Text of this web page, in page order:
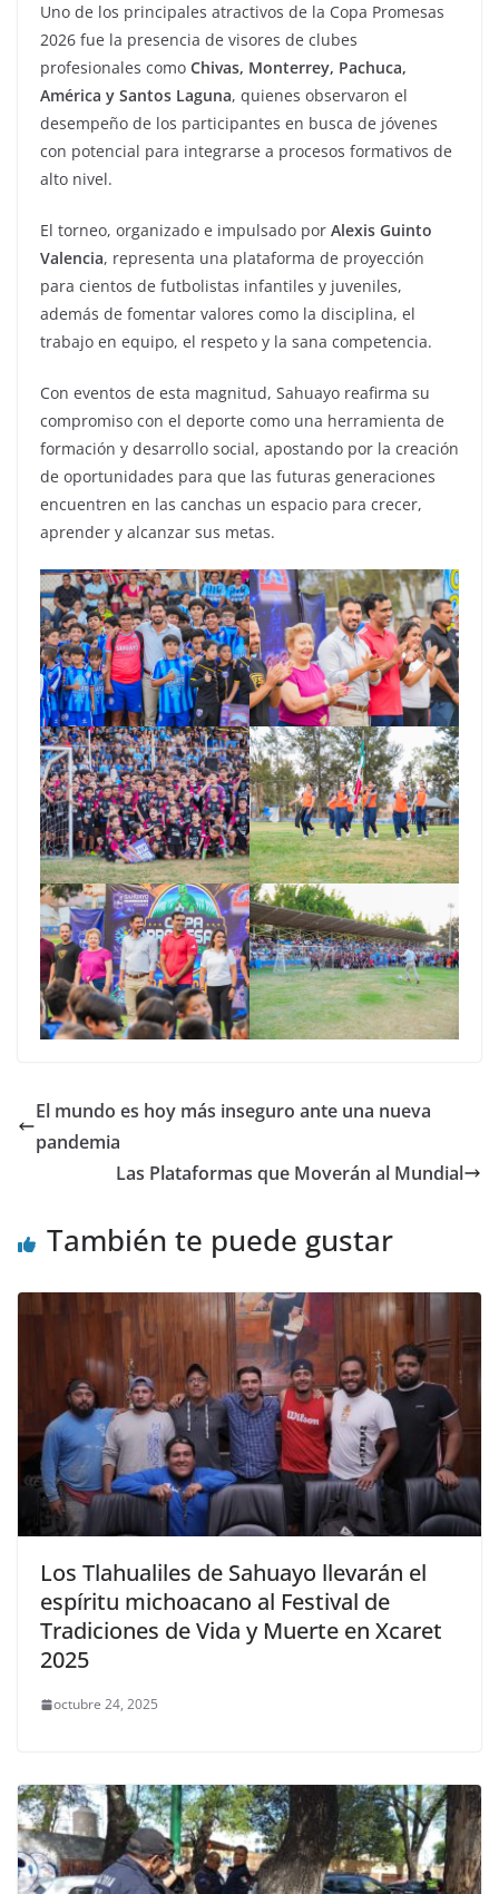
Uno de los principales atractivos de la Copa Promesas
2026 fue la presencia de visores de clubes
profesionales como Chivas, Monterrey, Pachuca,
América y Santos Laguna, quienes observaron el
desempeño de los participantes en busca de jóvenes
con potencial para integrarse a procesos formativos de
alto nivel.
El torneo, organizado e impulsado por Alexis Guinto
Valencia, representa una plataforma de proyección
para cientos de futbolistas infantiles y juveniles,
además de fomentar valores como la disciplina, el
trabajo en equipo, el respeto y la sana competencia.
Con eventos de esta magnitud, Sahuayo reafirma su
compromiso con el deporte como una herramienta de
formación y desarrollo social, apostando por la creación
de oportunidades para que las futuras generaciones
encuentren en las canchas un espacio para crecer,
aprender y alcanzar sus metas.
El mundo es hoy más inseguro ante una nueva
pandemia
Las Plataformas que Moverán al Mundial
También te puede gustar
Los Tlahualiles de Sahuayo llevarán el
espíritu michoacano al Festival de
Tradiciones de Vida y Muerte en Xcaret
2025
octubre 24, 2025